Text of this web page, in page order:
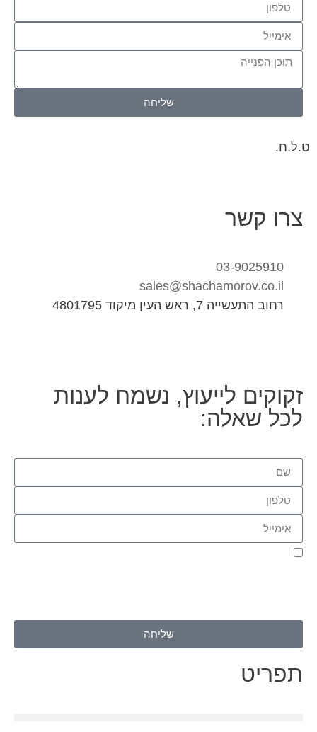
שליחה
ט.ל.ח.
צרו קשר
03-9025910
sales@shachamorov.co.il
רחוב התעשייה 7, ראש העין מיקוד 4801795
זקוקים לייעוץ, נשמח לענות
לכל שאלה:
שליחה
תפריט